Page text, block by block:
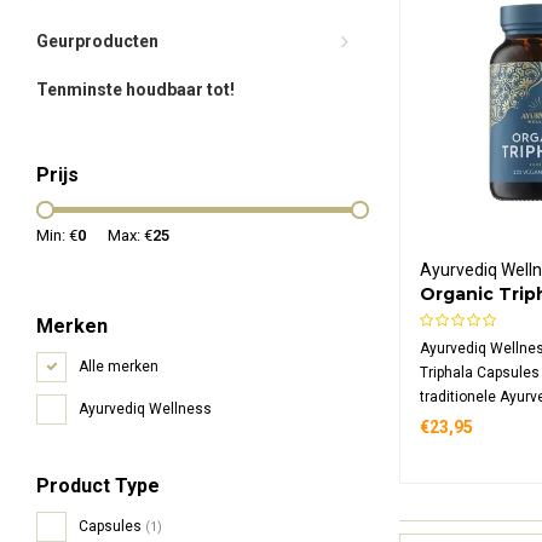
Geurproducten
Tenminste houdbaar tot!
Prijs
Min: €0 Max: €25
Merken
Alle merken
Ayurvediq Wellness
Product Type
Capsules (1)
Ayurvediq
Organic
Capsules
Ayurvediq
Triphala
traditionele
in één biologisch
€23,95